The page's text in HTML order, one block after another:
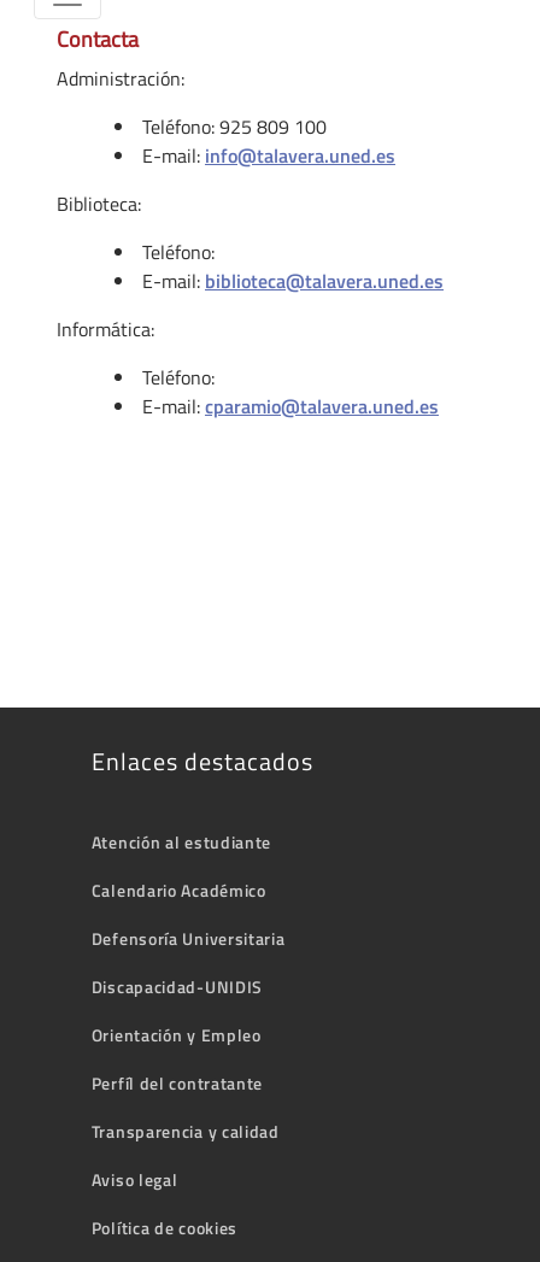
Contacta
Administración:
Teléfono: 925 809 100
E-mail: info@talavera.uned.es
Biblioteca:
Teléfono:
E-mail: biblioteca@talavera.uned.es
Informática:
Teléfono:
E-mail:cparamio@talavera.uned.es
Enlaces destacados
Atención al estudiante
Calendario Académico
Defensoría Universitaria
Discapacidad-UNIDIS
Orientación y Empleo
Perfíl del contratante
Transparencia y calidad
Aviso legal
Política de cookies